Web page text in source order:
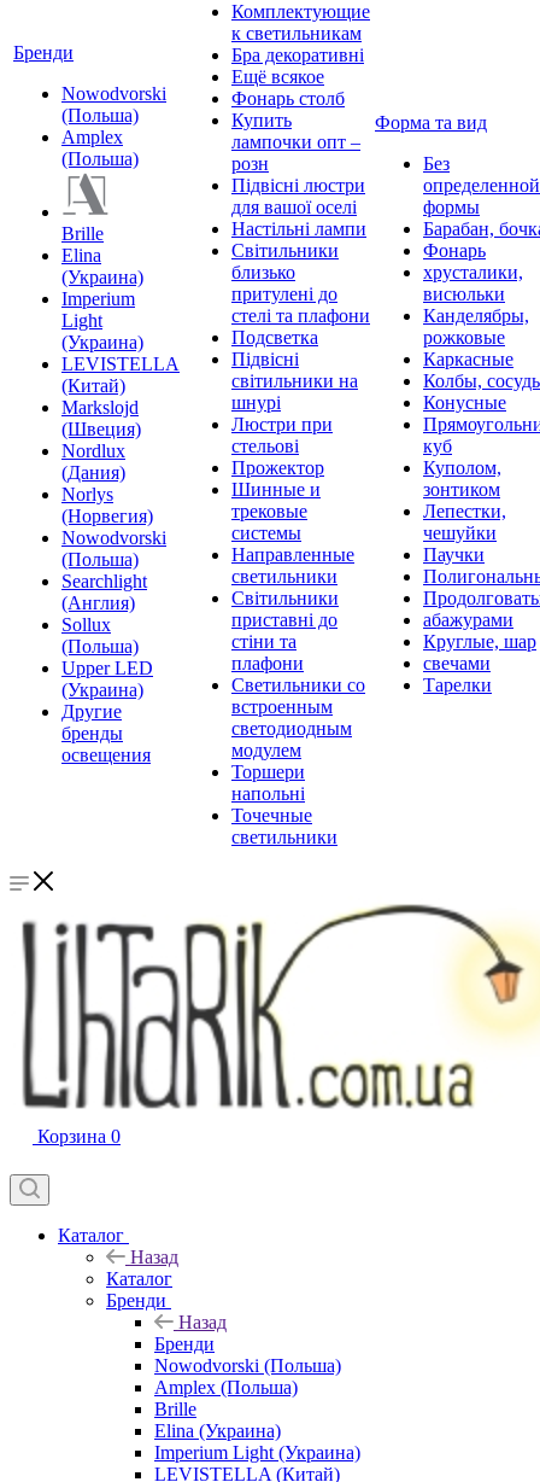
Бренди
Nowodvorski
(Польша)
Amplex
(Польша)
Brille
Elina
(Украина)
Imperium
Light
(Украина)
LEVISTELLA
(Китай)
Markslojd
(Швеция)
Nordlux
(Дания)
Norlys
(Норвегия)
Nowodvorski
(Польша)
Searchlight
(Англия)
Sollux
(Польша)
Upper LED
(Украина)
Другие
бренды
освещения
Комплектующие
к светильникам
Бра декоративні
Ещё всякое
Фонарь столб
Купить
лампочки опт –
розн
Підвісні люстри
для вашої оселі
Настільні лампи
Світильники
близько
притулені до
стелі та плафони
Подсветка
Підвісні
світильники на
шнурі
Люстри при
стельові
Прожектор
Шинные и
трековые
системы
Направленные
светильники
Світильники
приставні до
стіни та
плафони
Светильники со
встроенным
светодиодным
модулем
Торшери
напольні
Точечные
светильники
Форма та вид
Без
определенной
формы
Барабан,
Фонарь
хрусталики,
висюльки
Канделябры,
рожковые
Каркасные
Колбы,
Конусные
куб
Куполом,
зонтиком
Лепестки,
чешуйки
Паучки
абажурами
Круглые, шар
свечами
Тарелки
Корзина 0
Каталог
Назад
Каталог
Бренди
Назад
Бренди
Nowodvorski (Польша)
Amplex (Польша)
Brille
Elina (Украина)
Imperium Light (Украина)
LEVISTELLA (Китай)